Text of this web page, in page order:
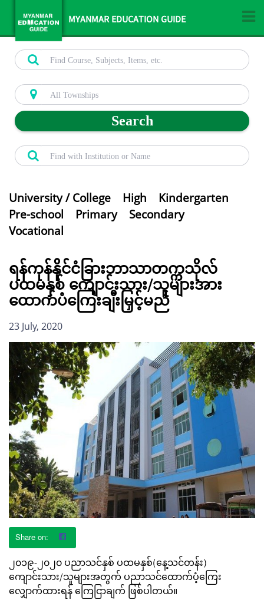
MYANMAR EDUCATION GUIDE
Search
University / College High
Kindergarten
Pre-school
Primary
Secondary
Vocational
ရန်ကုန်နိုင်ငံခြားဘာသာတက္ကသိုလ်
ပထမနှစ် ကျောင်းသား/သူများအား
ထောက်ပံကြေးချီးမြှင့်မည်
23 July, 2020
၂၀၁၉-၂၀၂၀ ပညာသင်နှစ် ပထမနှစ်(နေ့သင်တန်း)
ကျောင်းသား/သူများအတွက် ပညာသင်ထောက်ပံ့ကြေး
လျှောက်ထားရန် ကြေငြာချက် ဖြစ်ပါတယ်။